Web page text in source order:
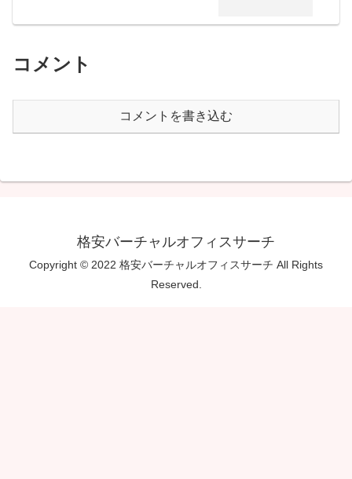
コメント
コメントを書き込む
格安バーチャルオフィスサーチ
Copyright © 2022 格安バーチャルオフィスサーチ All Rights
Reserved.